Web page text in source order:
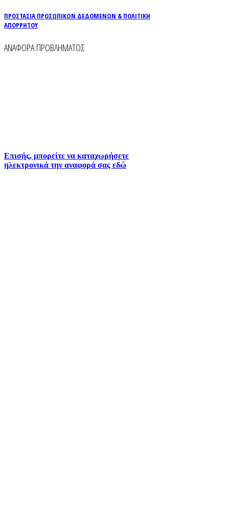
ΠΡΟΣΤΑΣΙΑ ΠΡΟΣΩΠΙΚΩΝ ΔΕΔΟΜΕΝΩΝ & ΠΟΛΙΤΙΚΗ
ΑΠΟΡΡΗΤΟΥ
ΑΝΑΦΟΡΑ ΠΡΟΒΛΗΜΑΤΟΣ
Επισής, μπορείτε να καταχωρήσετε
ηλεκτρονικά την αναφορά σας εδώ